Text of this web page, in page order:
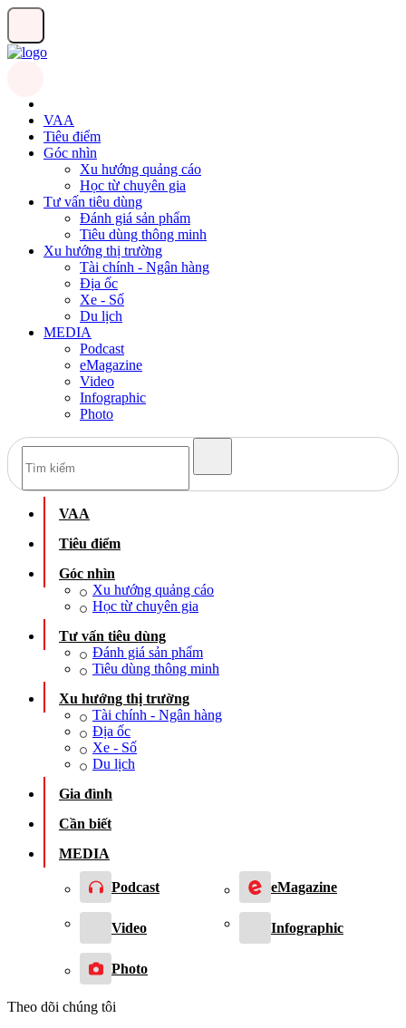
VAA
Tiêu điểm
Góc nhìn
Xu hướng quảng cáo
Học từ chuyên gia
Tư vấn tiêu dùng
Đánh giá sản phẩm
Tiêu dùng thông minh
Xu hướng thị trường
Tài chính - Ngân hàng
Địa ốc
Xe - Số
Du lịch
MEDIA
Podcast
eMagazine
Video
Infographic
Photo
VAA
Tiêu điểm
Góc nhìn
Xu hướng quảng cáo
Học từ chuyên gia
Tư vấn tiêu dùng
Đánh giá sản phẩm
Tiêu dùng thông minh
Xu hướng thị trường
Tài chính - Ngân hàng
Địa ốc
Xe - Số
Du lịch
Gia đình
Cần biết
MEDIA
Podcast eMagazine
Video Infographic
Photo
Theo dõi chúng tôi